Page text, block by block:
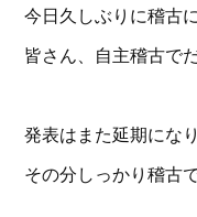
今日久しぶりに稽古
皆さん、自主稽古で
発表はまた延期にな
その分しっかり稽古